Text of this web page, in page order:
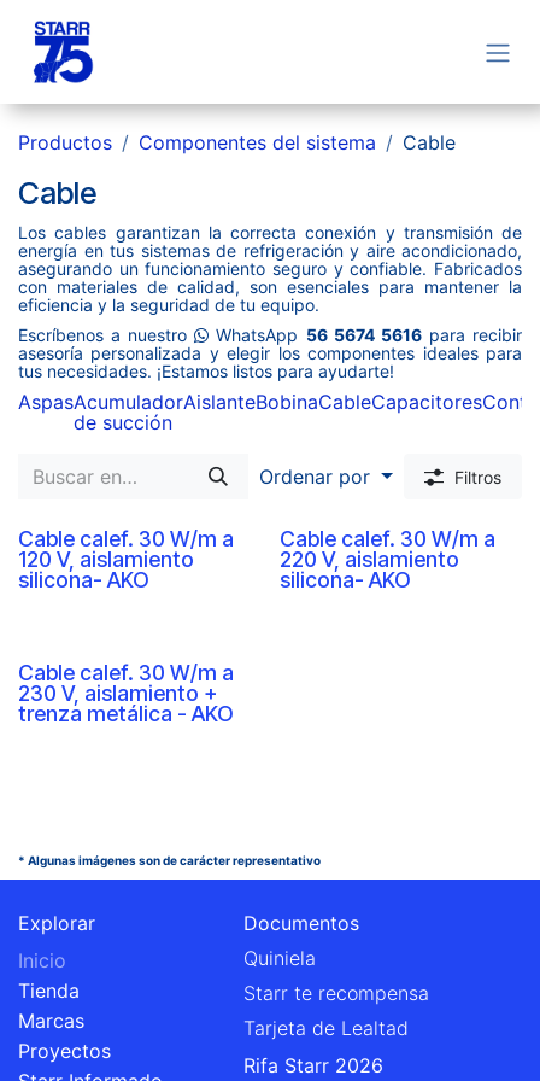
Productos Componentes del sistema Cable
Cable
Los cables garantizan la correcta conexión y transmisión de
energía en tus sistemas de refrigeración y aire acondicionado,
asegurando un funcionamiento seguro y confiable. Fabricados
con materiales de calidad, son esenciales para mantener la
eficiencia y la seguridad de tu equipo.
Escríbenos a nuestro
WhatsApp 56 5674 5616para recibir
asesoría personalizada y elegir los componentes ideales para
tus necesidades. ¡Estamos listos para ayudarte!
AspasAcumulador
de succión
AislanteBobinaCableCapacitores
Ordenar por Filtros
Cable calef. 30 W/m a
120 V, aislamiento
silicona- AKO
Cable calef. 30 W/m a
220 V, aislamiento
silicona- AKO
Cable calef. 30 W/m a
230 V, aislamiento +
trenza metálica - AKO
* Algunas imágenes son de carácter representativo
Explorar
Inicio
Tienda
Marcas
Proyectos
Documentos
Quiniela
Starr te recompensa
Tarjeta de Lealtad
Rifa Starr 2026